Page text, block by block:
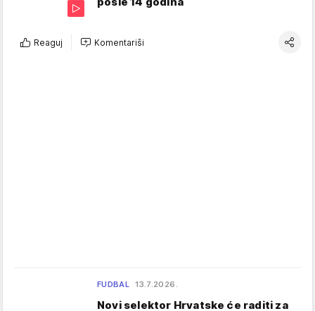
Reaguj Komentariši
FUDBAL 13.7.2026.
Novi selektor Hrvatske će raditi za